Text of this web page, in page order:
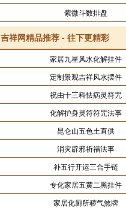
紫微斗数排盘
吉祥网精品推荐 - 往下更精彩
家居九星风水化解挂件
定制景观吉祥风水摆件
祝由十三科怯病灵符咒
化解护身灵符符咒法事
昆仑山五色土直供
消灾辟邪祈福法事
补五行开运三合手链
专化家居五黄二黑挂件
家居化厕所秽气煞牌